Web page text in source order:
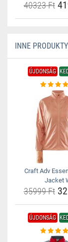
40323 Ft
INNE
ÚJDONSÁG
Craft Adv
Jacket
35999 Ft
ÚJDONSÁG